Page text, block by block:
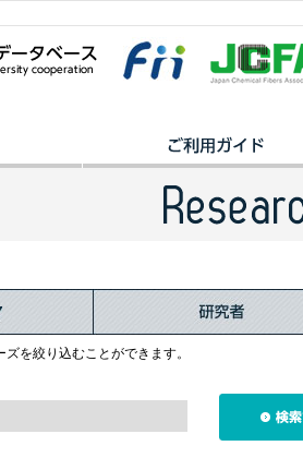
を絞り込むことができます。